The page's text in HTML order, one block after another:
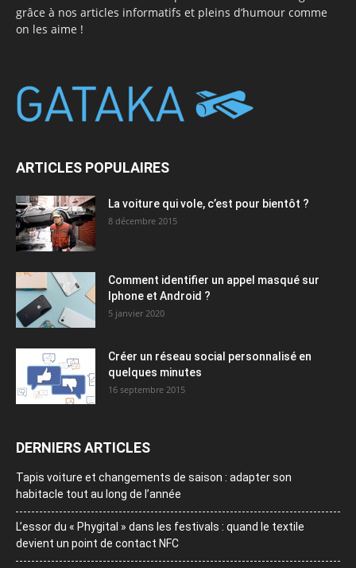
grâce à nos articles informatifs et pleins d’humour comme
on les aime !
ARTICLES POPULAIRES
La voiture qui vole, c’est pour bientôt ?
8 décembre 2015
Comment identifier un appel masqué sur
Iphone et Android ?
5 janvier 2020
Créer un réseau social personnalisé en
quelques minutes
16 septembre 2015
DERNIERS ARTICLES
Tapis voiture et changements de saison : adapter son
habitacle tout au long de l’année
L’essor du « Phygital » dans les festivals : quand le textile
devient un point de contact NFC